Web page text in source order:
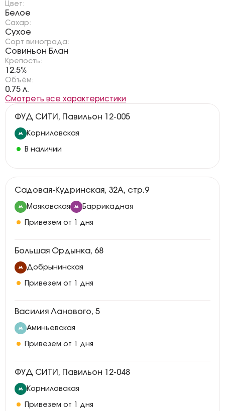
Цвет:
Белое
Сахар:
Сухое
Сорт винограда:
Совиньон Блан
Крепость:
12.5%
Объём:
0.75 л.
Смотреть все характеристики
ФУД СИТИ, Павильон 12-005
Корниловская
В наличии
Садовая-Кудринская, 32А, стр.9
Маяковская Баррикадная
Привезем от 1 дня
Большая Ордынка, 68
Добрынинская
Привезем от 1 дня
Василия Ланового, 5
Аминьевская
Привезем от 1 дня
ФУД СИТИ, Павильон 12-048
Корниловская
Привезем от 1 дня